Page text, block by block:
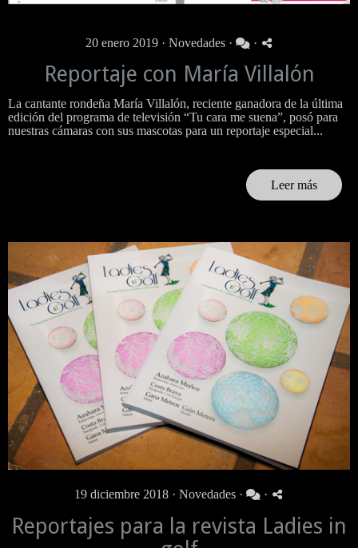
20 enero 2019 · Novedades· ·
Reportaje con María Villalón
La cantante rondeña María Villalón, reciente ganadora de la última
edición del programa de televisión “Tu cara me suena”, posó para
nuestras cámaras con sus mascotas para un reportaje especial...
Leer más
19 diciembre 2018 · Novedades · ·
Reportajes para la revista Ladies in